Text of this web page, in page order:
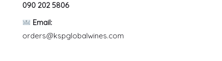
090 202 5806
Email:
orders@kspglobalwines.com